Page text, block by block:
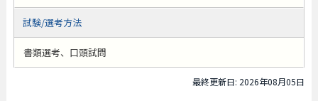
試験/選考方法
書類選考、口頭試問
最終更新日: 2026年08月05日